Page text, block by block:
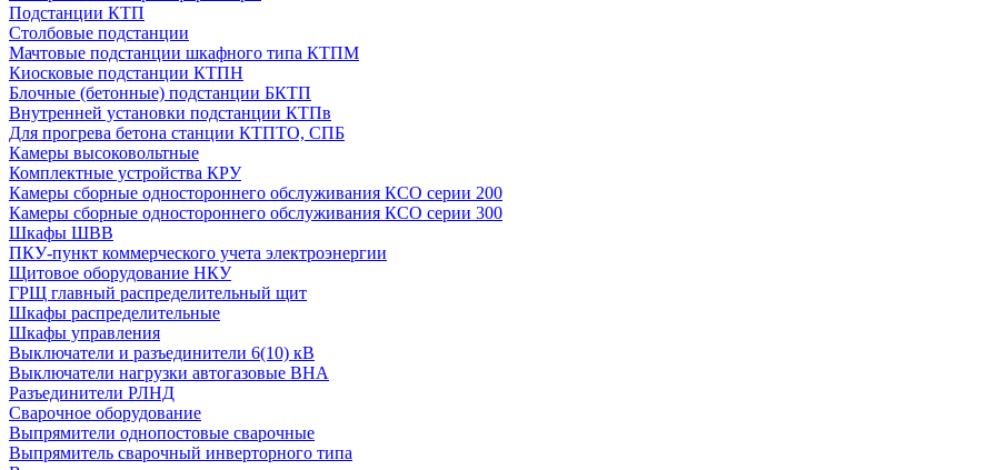
Подстанции КТП
Столбовые подстанции
Мачтовые подстанции шкафного типа КТПМ
Киосковые подстанции КТПН
Блочные (бетонные) подстанции БКТП
Внутренней установки подстанции КТПв
Для прогрева бетона станции КТПТО, СПБ
Камеры высоковольтные
Комплектные устройства КРУ
Камеры сборные одностороннего обслуживания КСО серии 200
Камеры сборные одностороннего обслуживания КСО серии 300
Шкафы ШВВ
ПКУ-пункт коммерческого учета электроэнергии
Щитовое оборудование НКУ
ГРЩ главный распределительный щит
Шкафы распределительные
Шкафы управления
Выключатели и разъединители 6(10) кВ
Выключатели нагрузки автогазовые ВНА
Разъединители РЛНД
Сварочное оборудование
Выпрямители однопостовые сварочные
Выпрямитель сварочный инверторного типа